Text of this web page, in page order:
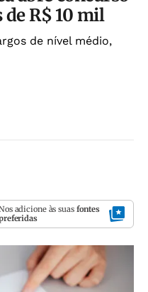
R$ 10 mil
de nível médio,
adicione às suas fontes